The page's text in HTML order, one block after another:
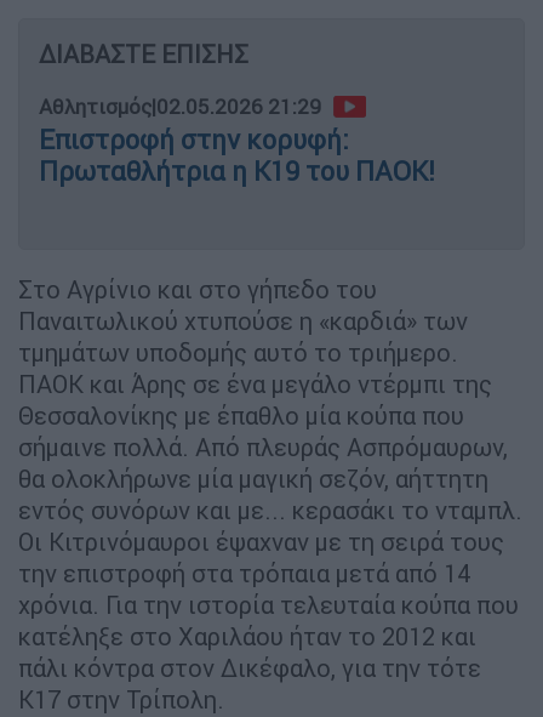
ΔΙΑΒΑΣΤΕ ΕΠΙΣΗΣ
Αθλητισμός|02.05.2026 21:29
Επιστροφή στην κορυφή:
Πρωταθλήτρια η Κ19 του ΠΑΟΚ!
Στο Αγρίνιο και στο γήπεδο του
Παναιτωλικού χτυπούσε η «καρδιά» των
τμημάτων υποδομής αυτό το τριήμερο.
ΠΑΟΚ και Άρης σε ένα μεγάλο ντέρμπι της
Θεσσαλονίκης με έπαθλο μία κούπα που
σήμαινε πολλά. Από πλευράς Ασπρόμαυρων,
θα ολοκλήρωνε μία μαγική σεζόν, αήττητη
εντός συνόρων και με... κερασάκι το νταμπλ.
Οι Κιτρινόμαυροι έψαχναν με τη σειρά τους
την επιστροφή στα τρόπαια μετά από 14
χρόνια. Για την ιστορία τελευταία κούπα που
κατέληξε στο Χαριλάου ήταν το 2012 και
πάλι κόντρα στον Δικέφαλο, για την τότε
Κ17 στην Τρίπολη.